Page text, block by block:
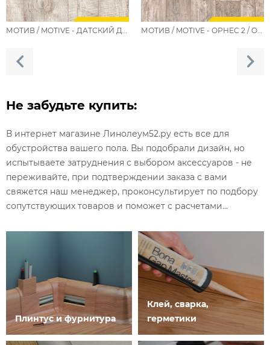
Не забудьте купить:
В интернет магазине Линолеум52.ру есть все для
обустройства вашего пола. Вы подобрали дизайн, но
испытываете затруднения с выбором аксессуаров - не
переживайте, при подтверждении заказа с вами
свяжется наш менеджер, проконсультирует по подбору
сопутствующих товаров и поможет с расчетами...
Плинтус и фурнитура
Клей, сварка,
герметики